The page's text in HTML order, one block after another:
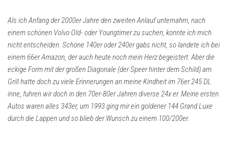
Als ich Anfang der 2000er Jahre den zweiten Anlauf unternahm, nach
einem schönen Volvo Old- oder Youngtimer zu suchen, konnte ich mich
nicht entscheiden. Schöne 140er oder 240er gabs nicht, so landete ich bei
einem 66er Amazon, der auch heute noch mein Herz begeistert. Aber die
eckige Form mit der großen Diagonale (der Speer hinter dem Schild) am
Grill hatte doch zu viele Erinnerungen an meine Kindheit im 76er 245 DL
inne, fuhren wir doch in den 70er-80er Jahren diverse 24x er. Meine ersten
Autos waren alles 343er, um 1993 ging mir ein goldener 144 Grand Luxe
durch die Lappen und so blieb der Wunsch zu einem 100/200er.